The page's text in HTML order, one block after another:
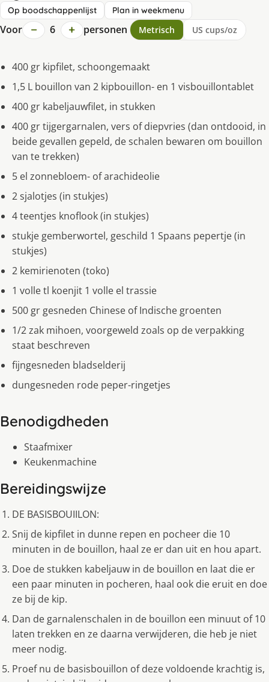
Op boodschappenlijst Plan in weekmenu
Voor − 6 + personen Metrisch US cups/oz
400 gr kipfilet, schoongemaakt
1,5 L bouillon van 2 kipbouillon- en 1 visbouillontablet
400 gr kabeljauwfilet, in stukken
400 gr tijgergarnalen, vers of diepvries (dan ontdooid, in
beide gevallen gepeld, de schalen bewaren om bouillon
van te trekken)
5 el zonnebloem- of arachideolie
2 sjalotjes (in stukjes)
4 teentjes knoflook (in stukjes)
stukje gemberwortel, geschild 1 Spaans pepertje (in
stukjes)
2 kemirienoten (toko)
1 volle tl koenjit 1 volle el trassie
500 gr gesneden Chinese of Indische groenten
1/2 zak mihoen, voorgeweld zoals op de verpakking
staat beschreven
fijngesneden bladselderij
dungesneden rode peper-ringetjes
Benodigdheden
Staafmixer
Keukenmachine
Bereidingswijze
DE BASISBOUIILON:
Snij de kipfilet in dunne repen en pocheer die 10
minuten in de bouillon, haal ze er dan uit en hou apart.
Doe de stukken kabeljauw in de bouillon en laat die er
een paar minuten in pocheren, haal ook die eruit en doe
ze bij de kip.
Dan de garnalenschalen in de bouillon een minuut of 10
laten trekken en ze daarna verwijderen, die heb je niet
meer nodig.
Proef nu de basisbouillon of deze voldoende krachtig is,